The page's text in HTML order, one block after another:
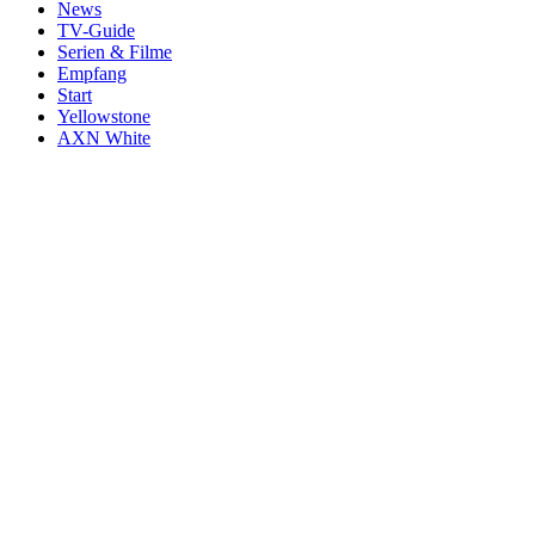
News
TV-Guide
Serien & Filme
Empfang
Start
Yellowstone
AXN White